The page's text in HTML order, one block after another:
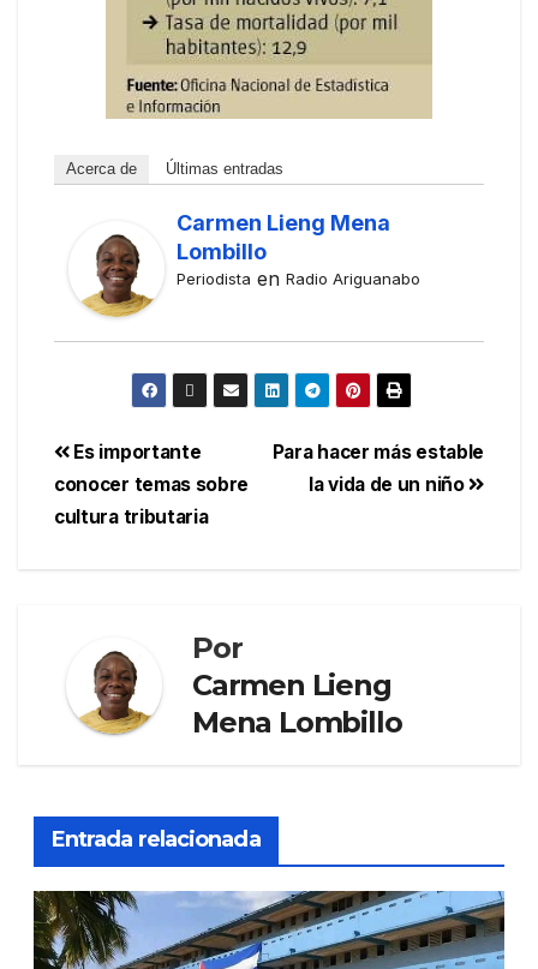
Acerca de Últimas entradas
Carmen Lieng Mena
Lombillo
Periodista en Radio Ariguanabo
Para hacer más estable
la vida de un niño
Es importante
conocer temas sobre
cultura tributaria
Por
Carmen Lieng
Mena Lombillo
Entrada relacionada